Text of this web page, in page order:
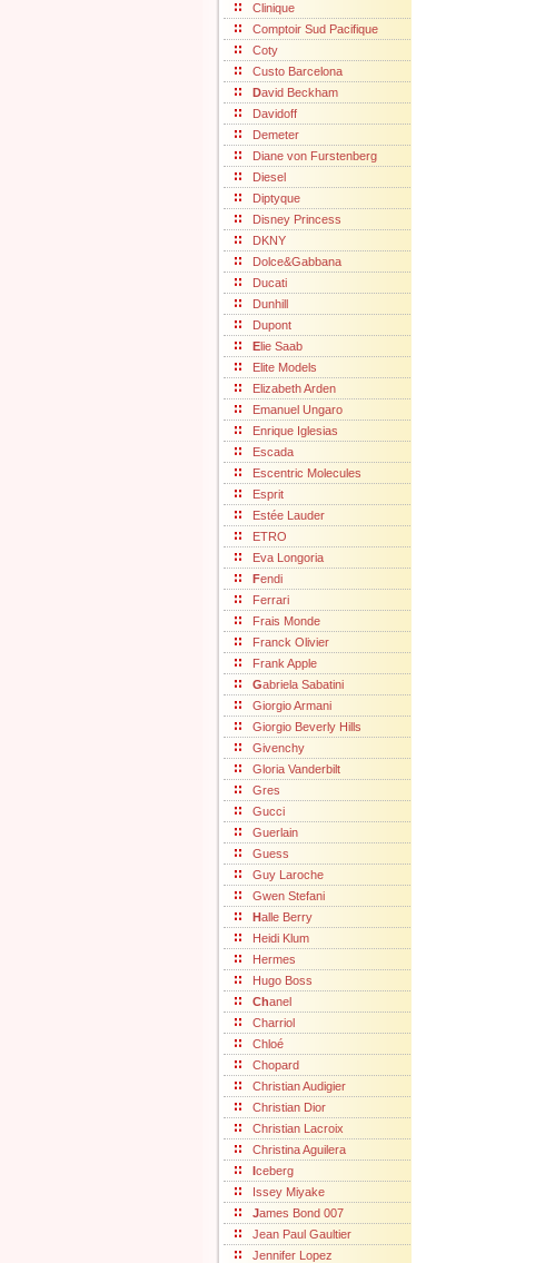
Clinique
Comptoir Sud Pacifique
Coty
Custo Barcelona
David Beckham
Davidoff
Demeter
Diane von Furstenberg
Diesel
Diptyque
Disney Princess
DKNY
Dolce&Gabbana
Ducati
Dunhill
Dupont
Elie Saab
Elite Models
Elizabeth Arden
Emanuel Ungaro
Enrique Iglesias
Escada
Escentric Molecules
Esprit
Estée Lauder
ETRO
Eva Longoria
Fendi
Ferrari
Frais Monde
Franck Olivier
Frank Apple
Gabriela Sabatini
Giorgio Armani
Giorgio Beverly Hills
Givenchy
Gloria Vanderbilt
Gres
Gucci
Guerlain
Guess
Guy Laroche
Gwen Stefani
Halle Berry
Heidi Klum
Hermes
Hugo Boss
Chanel
Charriol
Chloé
Chopard
Christian Audigier
Christian Dior
Christian Lacroix
Christina Aguilera
Iceberg
Issey Miyake
James Bond 007
Jean Paul Gaultier
Jennifer Lopez